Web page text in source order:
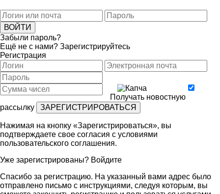
Забыли пароль?
Ещё не с нами? Зарегистрируйтесь
Регистрация
Получать новостную
рассылку
Нажимая на кнопку «Зарегистрироваться», вы
подтверждаете свое согласия с условиями
пользовательского соглашения.
Уже зарегистрированы? Войдите
Спасибо за регистрацию. На указанный вами адрес было
отправлено письмо с инструкциями, следуя которым, вы